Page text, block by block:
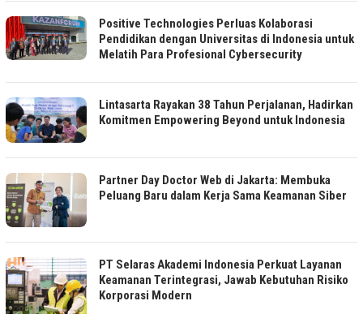
Positive Technologies Perluas Kolaborasi
Pendidikan dengan Universitas di Indonesia untuk
Melatih Para Profesional Cybersecurity
Lintasarta Rayakan 38 Tahun Perjalanan, Hadirkan
Komitmen Empowering Beyond untuk Indonesia
Partner Day Doctor Web di Jakarta: Membuka
Peluang Baru dalam Kerja Sama Keamanan Siber
PT Selaras Akademi Indonesia Perkuat Layanan
Keamanan Terintegrasi, Jawab Kebutuhan Risiko
Korporasi Modern